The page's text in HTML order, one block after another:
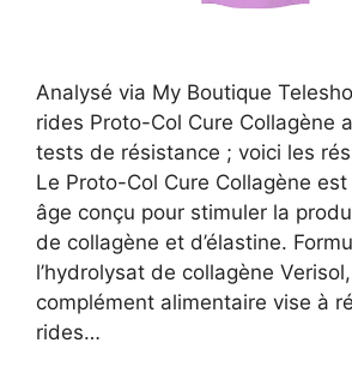
Analysé via My Boutique
rides Proto-Col Cure Collagène
tests de résistance ; voici les
Le Proto-Col Cure Collagène
âge conçu pour stimuler la
de collagène et d’élastine.
l’hydrolysat de collagène
complément alimentaire vise à
rides…